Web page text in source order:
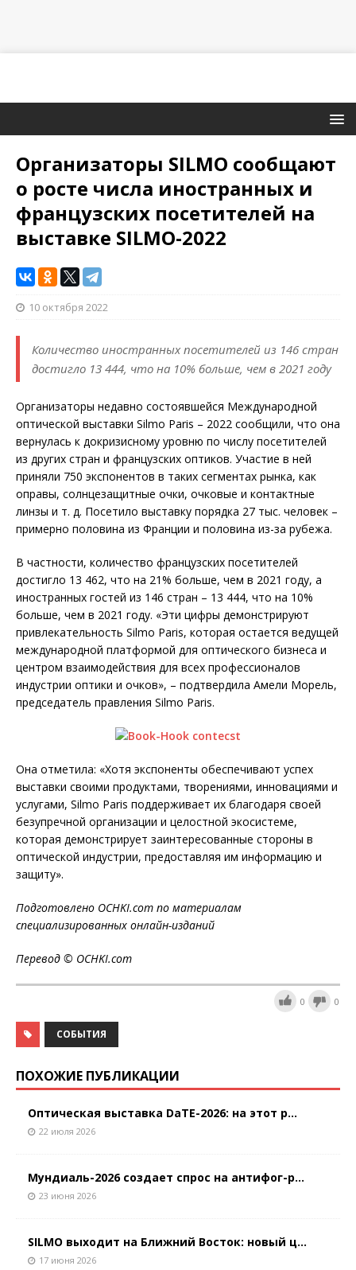
Организаторы SILMO сообщают
о росте числа иностранных и
французских посетителей на
выставке SILMO-2022
10 октября 2022
Количество иностранных посетителей из 146 стран
достигло 13 444, что на 10% больше, чем в 2021 году
Организаторы недавно состоявшейся Международной
оптической выставки Silmo Paris – 2022 сообщили, что она
вернулась к докризисному уровню по числу посетителей
из других стран и французских оптиков. Участие в ней
приняли 750 экспонентов в таких сегментах рынка, как
оправы, солнцезащитные очки, очковые и контактные
линзы и т. д. Посетило выставку порядка 27 тыс. человек –
примерно половина из Франции и половина из-за рубежа.
В частности, количество французских посетителей
достигло 13 462, что на 21% больше, чем в 2021 году, а
иностранных гостей из 146 стран – 13 444, что на 10%
больше, чем в 2021 году. «Эти цифры демонстрируют
привлекательность Silmo Paris, которая остается ведущей
международной платформой для оптического бизнеса и
центром взаимодействия для всех профессионалов
индустрии оптики и очков», – подтвердила Амели Морель,
председатель правления Silmo Paris.
Она отметила: «Хотя экспоненты обеспечивают успех
выставки своими продуктами, творениями, инновациями и
услугами, Silmo Paris поддерживает их благодаря своей
безупречной организации и целостной экосистеме,
которая демонстрирует заинтересованные стороны в
оптической индустрии, предоставляя им информацию и
защиту».
Подготовлено OCHKI.com по материалам
специализированных онлайн-изданий
Перевод © OCHKI.com
0 0
СОБЫТИЯ
ПОХОЖИЕ ПУБЛИКАЦИИ
Оптическая выставка DaTE-2026: на этот р...
22 июля 2026
Мундиаль-2026 создает спрос на антифог-р...
23 июня 2026
SILMO выходит на Ближний Восток: новый ц...
17 июня 2026